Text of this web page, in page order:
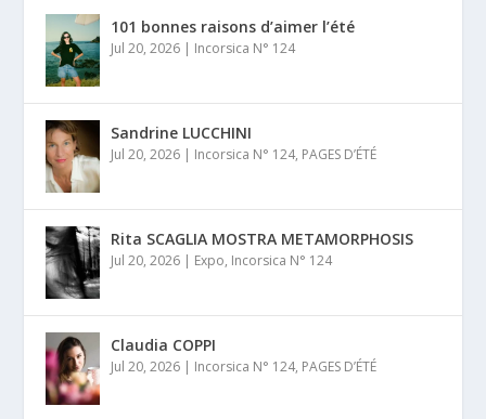
101 bonnes raisons d’aimer l’été
Jul 20, 2026 | Incorsica N° 124
Sandrine LUCCHINI
Jul 20, 2026 | Incorsica N° 124, PAGES D’ÉTÉ
Rita SCAGLIA MOSTRA METAMORPHOSIS
Jul 20, 2026 | Expo, Incorsica N° 124
Claudia COPPI
Jul 20, 2026 | Incorsica N° 124, PAGES D’ÉTÉ